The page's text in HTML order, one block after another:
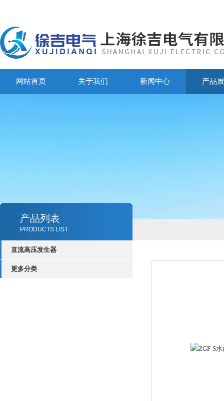
网站首页 关于我们 新闻中心 产品
产品列表
PRODUCTS LIST
直流高压发生器
更多分类